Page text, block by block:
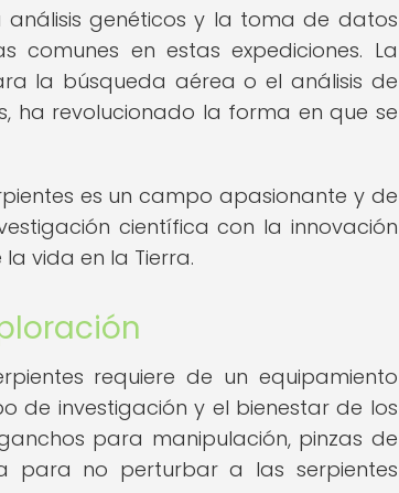
genéticos y la toma de datos
en estas expediciones. La
la búsqueda aérea o el análisis de
ha revolucionado la forma en que se
es un campo apasionante y de
científica con la innovación
vida en la Tierra.
requiere de un equipamiento
de investigación y el bienestar de los
para manipulación, pinzas de
para no perturbar a las serpientes